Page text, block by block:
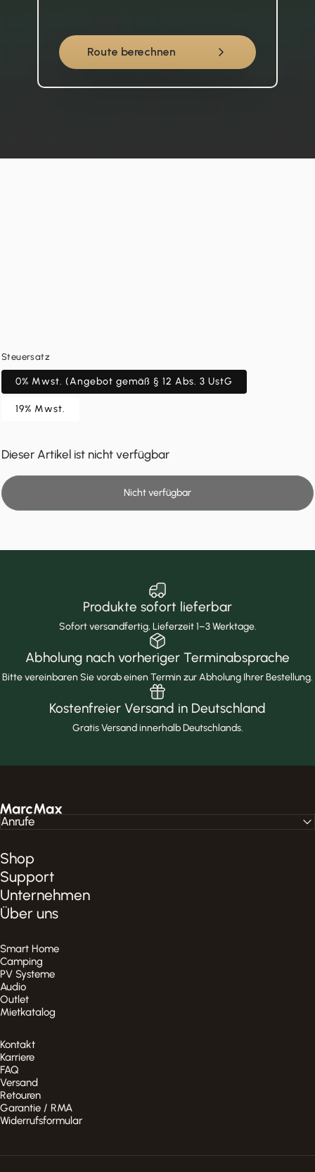
Route berechnen
Steuersatz
0% Mwst. (Angebot gemäß § 12 Abs. 3 UstG
19% Mwst.
Dieser Artikel ist nicht verfügbar
Nicht verfügbar
Produkte sofort lieferbar
Sofort versandfertig, Lieferzeit 1–3 Werktage.
Abholung nach vorheriger Terminabsprache
Bitte vereinbaren Sie vorab einen Termin zur Abholung Ihrer Bestellung.
Kostenfreier Versand in Deutschland
Gratis Versand innerhalb Deutschlands.
MarcMax Shop
Shop
Support
Unternehmen
Über uns
Smart Home
Camping
PV Systeme
Audio
Outlet
Mietkatalog
Kontakt
Karriere
FAQ
Versand
Retouren
Garantie / RMA
Widerrufsformular
Anrufe